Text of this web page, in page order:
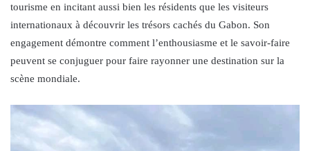
tourisme en incitant aussi bien les résidents que les visiteurs
internationaux à découvrir les trésors cachés du Gabon. Son
engagement démontre comment l’enthousiasme et le savoir-faire
peuvent se conjuguer pour faire rayonner une destination sur la
scène mondiale.